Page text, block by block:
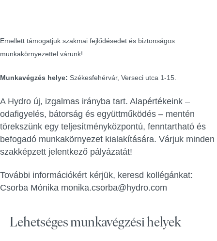
Emellett támogatjuk szakmai fejlődésedet és biztonságos
munkakörnyezettel várunk!
Munkavégzés helye: Székesfehérvár, Verseci utca 1-15.
A Hydro új, izgalmas irányba tart. Alapértékeink –
odafigyelés, bátorság és együttműködés – mentén
törekszünk egy teljesítményközpontú, fenntartható és
befogadó munkakörnyezet kialakítására. Várjuk minden
szakképzett jelentkező pályázatát!
További információkért kérjük, keresd kollégánkat:
Csorba Mónika monika.csorba@hydro.com
Lehetséges munkavégzési helyek